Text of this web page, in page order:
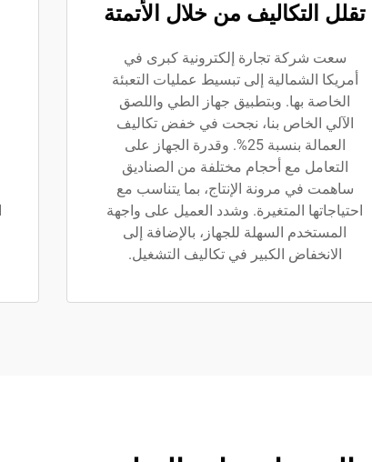
تقلل التكاليف من خلال الأتمتة
سعت شركة تجارة إلكترونية كبرى في
أمريكا الشمالية إلى تبسيط عمليات التعبئة
الخاصة بها. وبتطبيق جهاز الطي واللصق
الآلي الخاص بنا، نجحت في خفض تكاليف
العمالة بنسبة 25%. وقدرة الجهاز على
التعامل مع أحجام مختلفة من الصناديق
ساهمت في مرونة الإنتاج، بما يتناسب مع
احتياجاتها المتغيرة. وشدد العميل على واجهة
المستخدم السهلة للجهاز، بالإضافة إلى
الانخفاض الكبير في تكاليف التشغيل.